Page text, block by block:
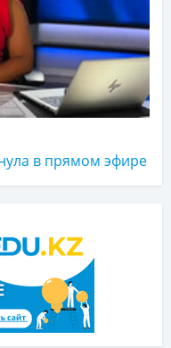
в прямом эфире